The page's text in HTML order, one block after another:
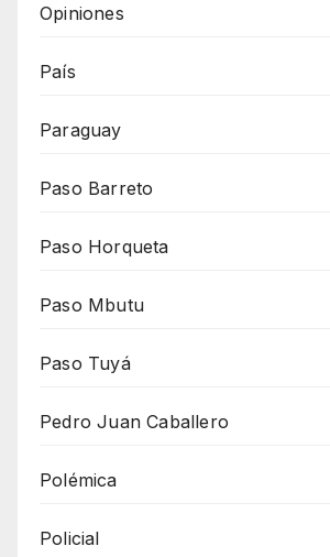
Opiniones
País
Paraguay
Paso Barreto
Paso Horqueta
Paso Mbutu
Paso Tuyá
Pedro Juan Caballero
Polémica
Policial